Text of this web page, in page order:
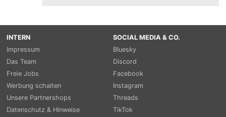
INTERN
Impressum
Das Team
Freie Jobs
Werbung schalten
Unsere Partnershops
Datenschutz & Hinweise
SOCIAL MEDIA & CO.
Bluesky
Discord
Facebook
Instagram
Threads
TikTok